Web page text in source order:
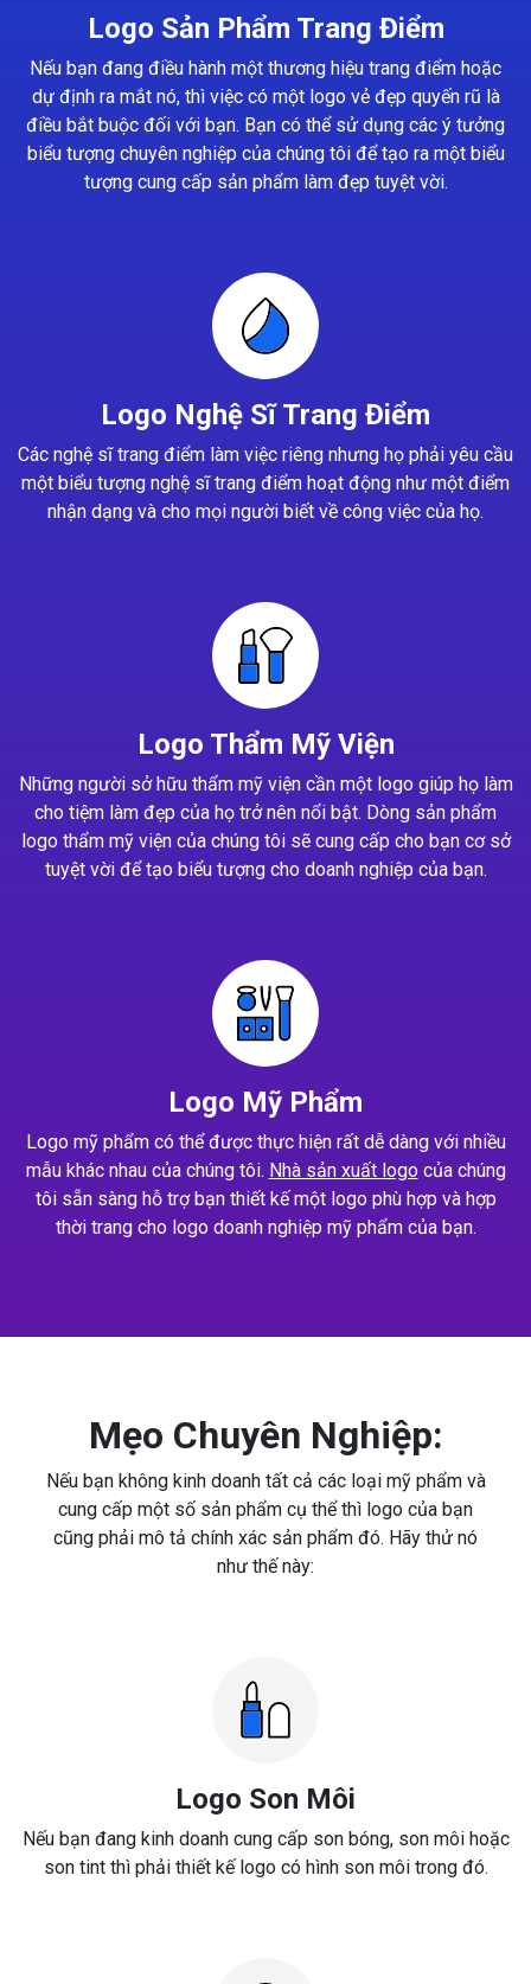
Logo Sản Phẩm Trang Điểm
Nếu bạn đang điều hành một thương hiệu trang điểm hoặc
dự định ra mắt nó, thì việc có một logo vẻ đẹp quyến rũ là
điều bắt buộc đối với bạn. Bạn có thể sử dụng các ý tưởng
biểu tượng chuyên nghiệp của chúng tôi để tạo ra một biểu
tượng cung cấp sản phẩm làm đẹp tuyệt vời.
Logo Nghệ Sĩ Trang Điểm
Các nghệ sĩ trang điểm làm việc riêng nhưng họ phải yêu cầu
một biểu tượng nghệ sĩ trang điểm hoạt động như một điểm
nhận dạng và cho mọi người biết về công việc của họ.
Logo Thẩm Mỹ Viện
Những người sở hữu thẩm mỹ viện cần một logo giúp họ làm
cho tiệm làm đẹp của họ trở nên nổi bật. Dòng sản phẩm
logo thẩm mỹ viện của chúng tôi sẽ cung cấp cho bạn cơ sở
tuyệt vời để tạo biểu tượng cho doanh nghiệp của bạn.
Logo Mỹ Phẩm
Logo mỹ phẩm có thể được thực hiện rất dễ dàng với nhiều
mẫu khác nhau của chúng tôi. Nhà sản xuất logocủa chúng
tôi sẵn sàng hỗ trợ bạn thiết kế một logo phù hợp và hợp
thời trang cho logo doanh nghiệp mỹ phẩm của bạn.
Mẹo Chuyên Nghiệp:
Nếu bạn không kinh doanh tất cả các loại mỹ phẩm và
cung cấp một số sản phẩm cụ thể thì logo của bạn
cũng phải mô tả chính xác sản phẩm đó. Hãy thử nó
như thế này:
Logo Son Môi
Nếu bạn đang kinh doanh cung cấp son bóng, son môi hoặc
son tint thì phải thiết kế logo có hình son môi trong đó.